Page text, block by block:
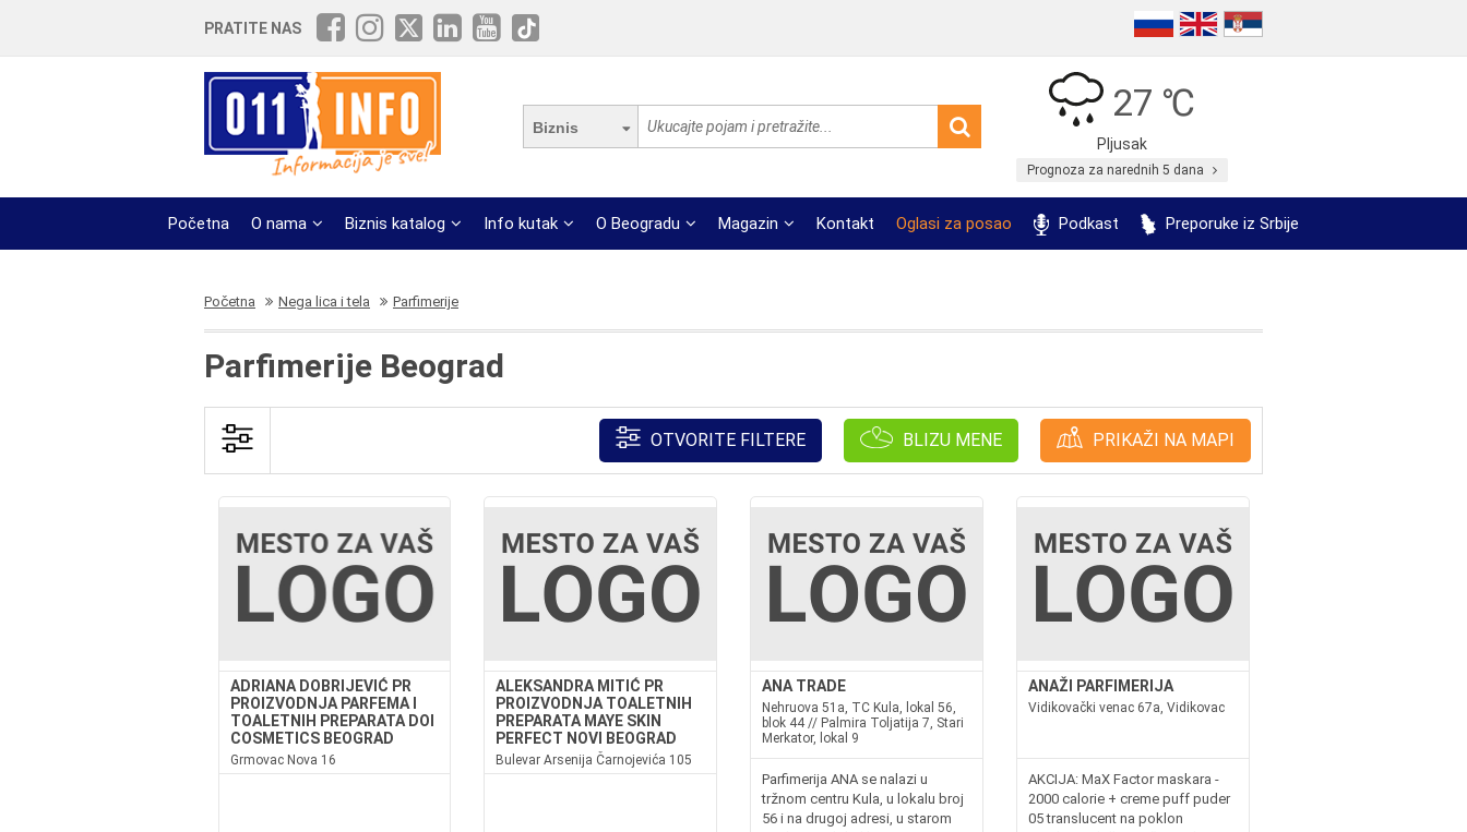
PRATITE NAS
Biznis
27 ℃
Pljusak
Prognoza za narednih 5 dana
Početna O nama Biznis katalog Info kutak O Beogradu Magazin Kontakt Oglasi za posao Podkast Preporuke iz Srbije
Početna Nega lica i tela Parfimerije
Parfimerije Beograd
OTVORITE FILTERE BLIZU MENE PRIKAŽI NA MAPI
ADRIANA DOBRIJEVIĆ PR
PROIZVODNJA PARFEMA I
TOALETNIH PREPARATA DOI
COSMETICS BEOGRAD
Grmovac Nova 16
ALEKSANDRA MITIĆ PR
PROIZVODNJA TOALETNIH
PREPARATA MAYE SKIN
PERFECT NOVI BEOGRAD
Bulevar Arsenija Čarnojevića 105
ANA TRADE
Nehruova 51a, TC Kula, lokal 56,
blok 44 // Palmira Toljatija 7, Stari
Merkator, lokal 9
Parfimerija ANA se nalazi u
tržnom centru Kula, u lokalu broj
56 i na drugoj adresi, u starom
ANAŽI PARFIMERIJA
Vidikovački venac 67a, Vidikovac
AKCIJA: MaX Factor maskara -
2000 calorie + creme puff puder
05 translucent na poklon